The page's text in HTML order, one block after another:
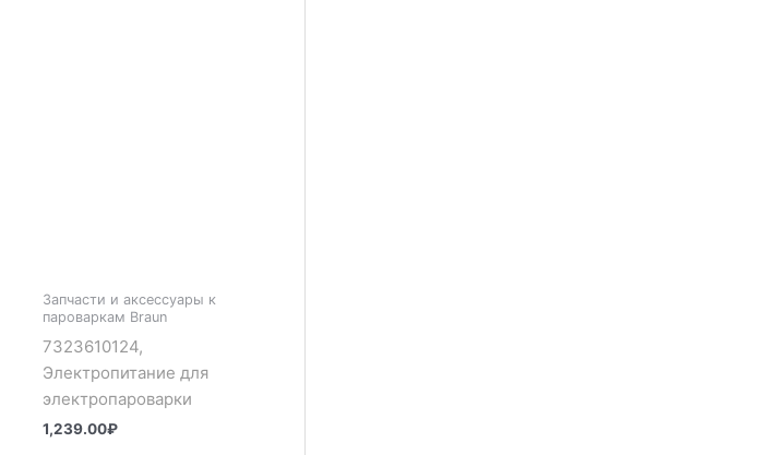
Запчасти и аксессуары к
пароваркам Braun
7323610124,
Электропитание для
электропароварки
1,239.00₽